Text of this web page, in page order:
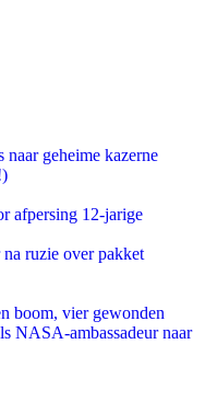
geheime kazerne
afpersing 12-jarige
ruzie over pakket
boom, vier gewonden
NASA-ambassadeur naar